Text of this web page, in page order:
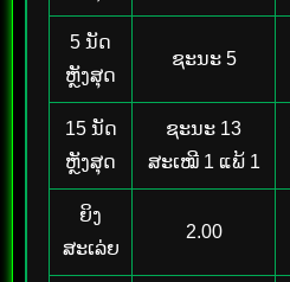
5 ນັດ
ຫຼັງສຸດ
ຊະນະ 5
15 ນັດ
ຫຼັງສຸດ
ຊະນະ 13
ສະເໝີ 1 ແພ້ 1
ຍິງ
ສະເລ່ຍ
2.00